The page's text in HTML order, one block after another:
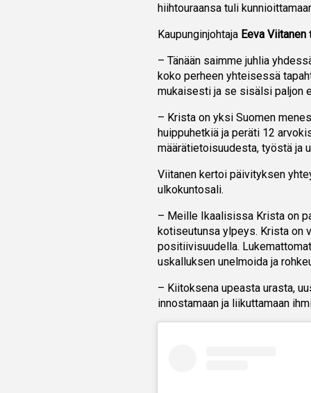
hiihtouraansa tuli
Kaupunginjohtaja Eeva Viitanen
– Tänään saimme juhlia
koko perheen yhteisessä
mukaisesti ja se sisälsi paljon
– Krista on yksi Suomen
huippuhetkiä ja peräti 12
määrätietoisuudesta, työstä ja
Viitanen kertoi päivityksen
ulkokuntosali.
– Meille Ikaalisissa Krista on
kotiseutunsa ylpeys. Krista on
positiivisuudella.
uskalluksen unelmoida ja
– Kiitoksena upeasta urasta,
innostamaan ja liikuttamaan